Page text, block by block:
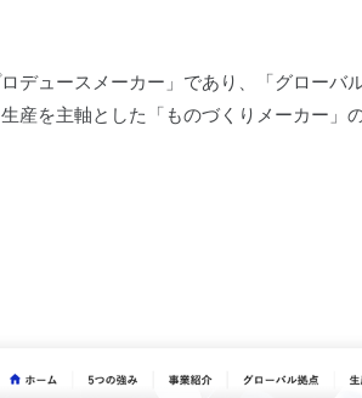
デュースメーカー」であり、「グローバ
産を主軸とした「ものづくりメーカー」